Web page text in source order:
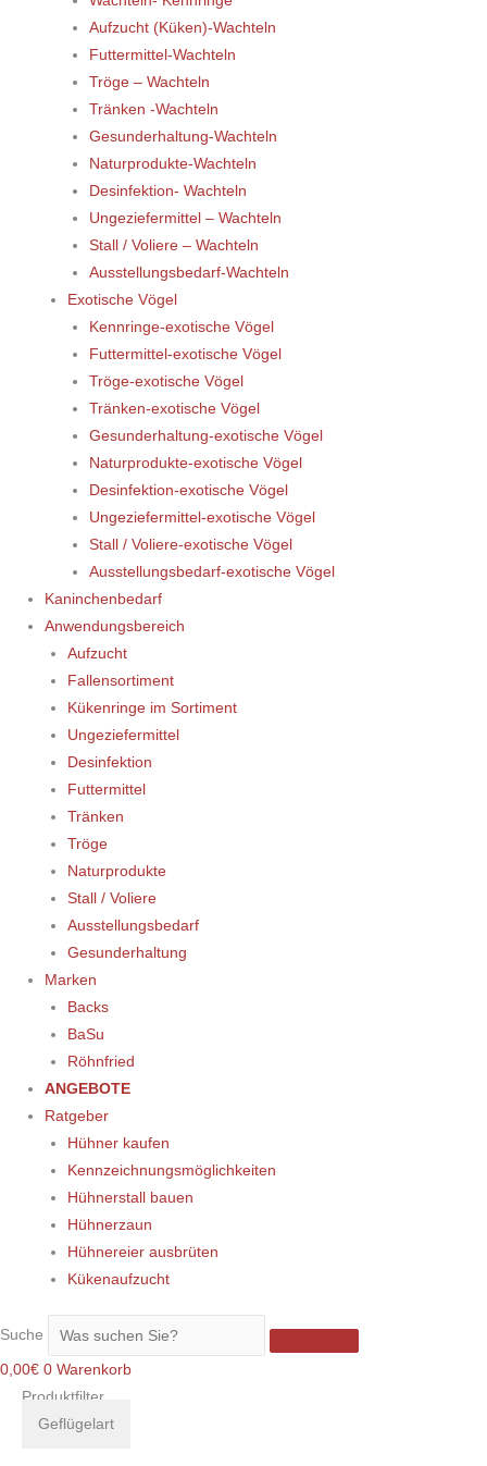
Aufzucht (Küken)-Wachteln
Futtermittel-Wachteln
Tröge – Wachteln
Tränken -Wachteln
Gesunderhaltung-Wachteln
Naturprodukte-Wachteln
Desinfektion- Wachteln
Ungeziefermittel – Wachteln
Stall / Voliere – Wachteln
Ausstellungsbedarf-Wachteln
Exotische Vögel
Kennringe-exotische Vögel
Futtermittel-exotische Vögel
Tröge-exotische Vögel
Tränken-exotische Vögel
Gesunderhaltung-exotische Vögel
Naturprodukte-exotische Vögel
Desinfektion-exotische Vögel
Ungeziefermittel-exotische Vögel
Stall / Voliere-exotische Vögel
Ausstellungsbedarf-exotische Vögel
Kaninchenbedarf
Anwendungsbereich
Aufzucht
Fallensortiment
Kükenringe im Sortiment
Ungeziefermittel
Desinfektion
Futtermittel
Tränken
Tröge
Naturprodukte
Stall / Voliere
Ausstellungsbedarf
Gesunderhaltung
Marken
Backs
BaSu
Röhnfried
ANGEBOTE
Ratgeber
Hühner kaufen
Kennzeichnungsmöglichkeiten
Hühnerstall bauen
Hühnerzaun
Hühnereier ausbrüten
Kükenaufzucht
Suche
0,00€ 0 Warenkorb
Produktfilter
Geflügelart